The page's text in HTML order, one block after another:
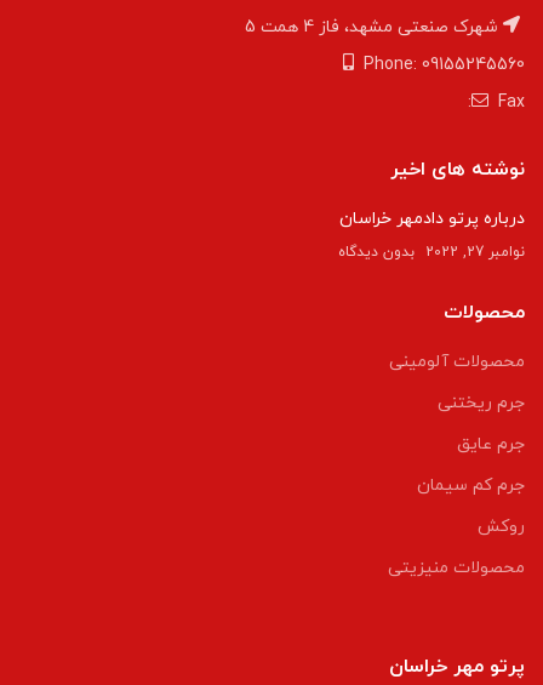
شهرک صنعتی مشهد، فاز 4 همت 5
Phone: 09155245560
Fax:
نوشته های اخیر
درباره پرتو دادمهر خراسان
نوامبر 27, 2022 بدون دیدگاه
محصولات
محصولات آلومینی
جرم ریختنی
جرم عایق
جرم کم سیمان
روکش
محصولات منیزیتی
پرتو مهر خراسان